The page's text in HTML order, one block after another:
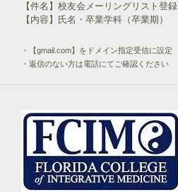
【件名】校友会メーリングリスト登録
【内容】氏名・卒業学科（卒業期）
・【gmail.com】をドメイン指定受信に設定
・返信のない方は電話にてご確認ください